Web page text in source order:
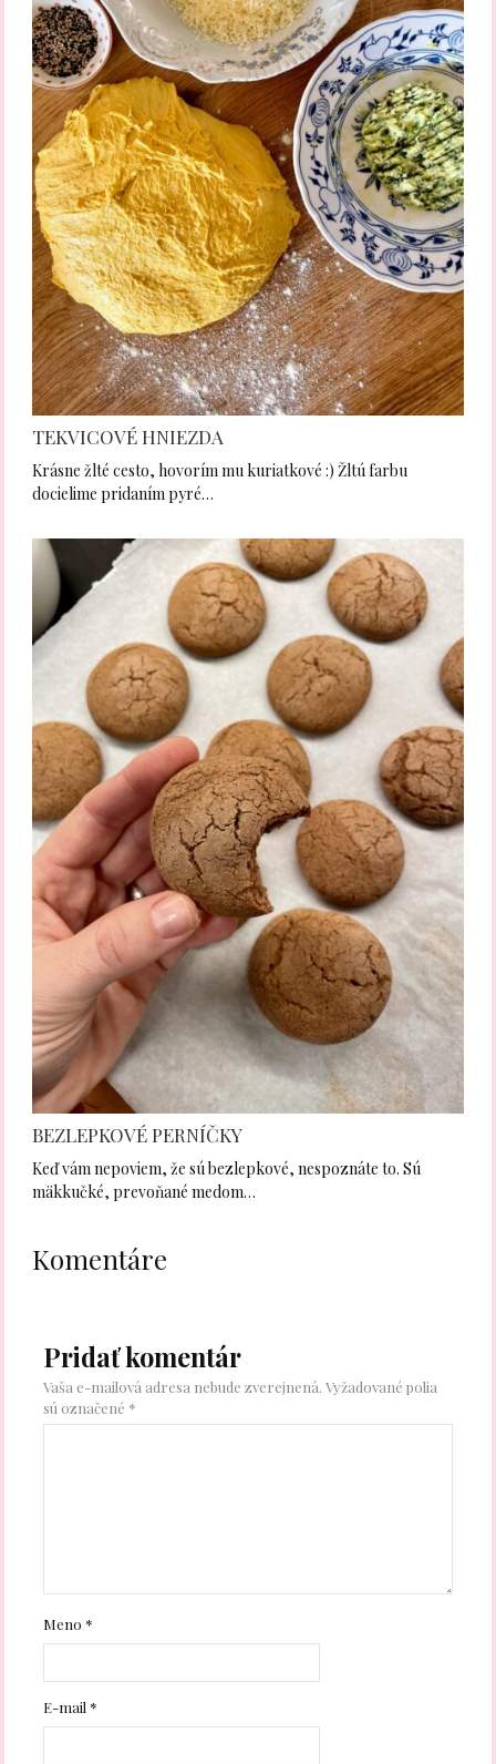
TEKVICOVÉ HNIEZDA
Krásne žlté cesto, hovorím mu kuriatkové :) Žltú farbu
docielime pridaním pyré…
BEZLEPKOVÉ PERNÍČKY
Keď vám nepoviem, že sú bezlepkové, nespoznáte to. Sú
mäkkučké, prevoňané medom…
Komentáre
Pridať komentár
Vaša e-mailová adresa nebude zverejnená. Vyžadované polia
sú označené *
Meno*
E-mail*